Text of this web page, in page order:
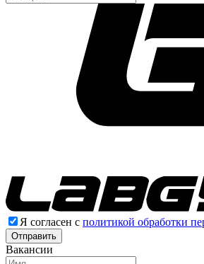
Я согласен с политикой обработки
Отправить
Вакансии